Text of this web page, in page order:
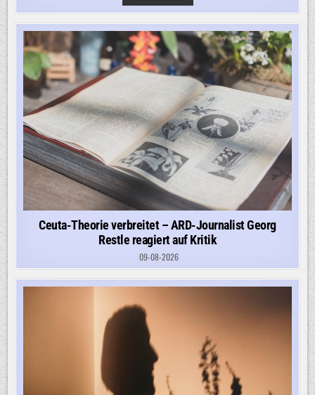
UKRAINEKRIEG:
UKRAINE
KAUFT
US-
ARTILLERIERAKETEN
IN
DER
TÜRKEI
Ceuta-Theorie verbreitet – ARD-Journalist Georg
Restle reagiert auf Kritik
09-08-2026